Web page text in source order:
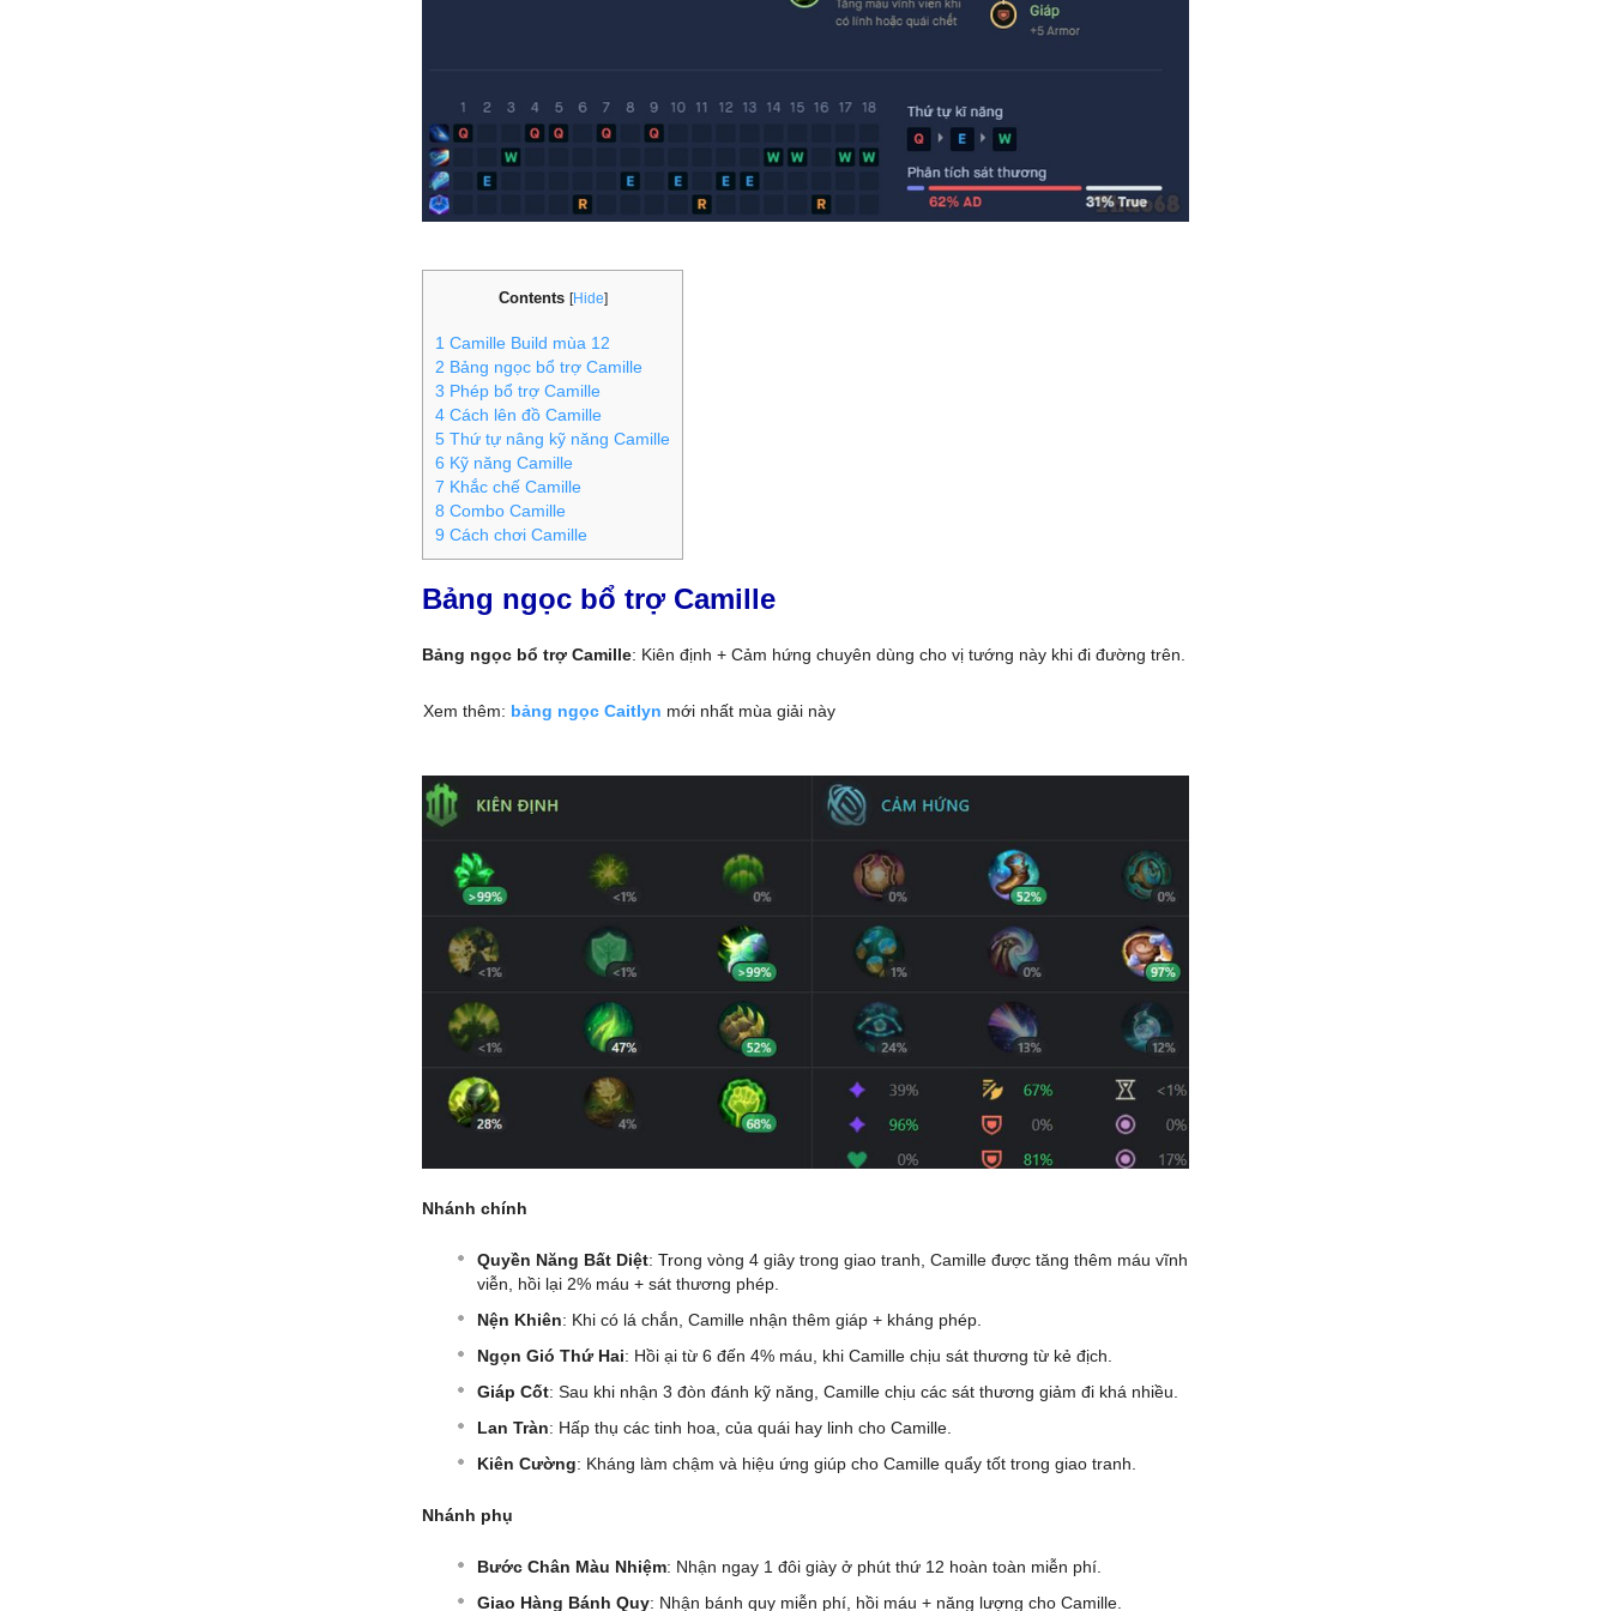
Contents [Hide]
1 Camille Build mùa 12
2 Bảng ngọc bổ trợ Camille
3 Phép bổ trợ Camille
4 Cách lên đồ Camille
5 Thứ tự nâng kỹ năng Camille
6 Kỹ năng Camille
7 Khắc chế Camille
8 Combo Camille
9 Cách chơi Camille
Bảng ngọc bổ trợ Camille
Bảng ngọc bổ trợ Camille: Kiên định + Cảm hứng chuyên dùng cho vị tướng này khi đi đường trên.
Xem thêm: bảng ngọc Caitlyn mới nhất mùa giải này
Nhánh chính
Quyền Năng Bất Diệt: Trong vòng 4 giây trong giao tranh, Camille được tăng thêm máu vĩnh
viễn, hồi lại 2% máu + sát thương phép.
Nện Khiên: Khi có lá chắn, Camille nhận thêm giáp + kháng phép.
Ngọn Gió Thứ Hai: Hồi ại từ 6 đến 4% máu, khi Camille chịu sát thương từ kẻ địch.
Giáp Cốt: Sau khi nhận 3 đòn đánh kỹ năng, Camille chịu các sát thương giảm đi khá nhiều.
Lan Tràn: Hấp thụ các tinh hoa, của quái hay linh cho Camille.
Kiên Cường: Kháng làm chậm và hiệu ứng giúp cho Camille quẩy tốt trong giao tranh.
Nhánh phụ
Bước Chân Màu Nhiệm: Nhận ngay 1 đôi giày ở phút thứ 12 hoàn toàn miễn phí.
Giao Hàng Bánh Quy: Nhận bánh quy miễn phí, hồi máu + năng lượng cho Camille.